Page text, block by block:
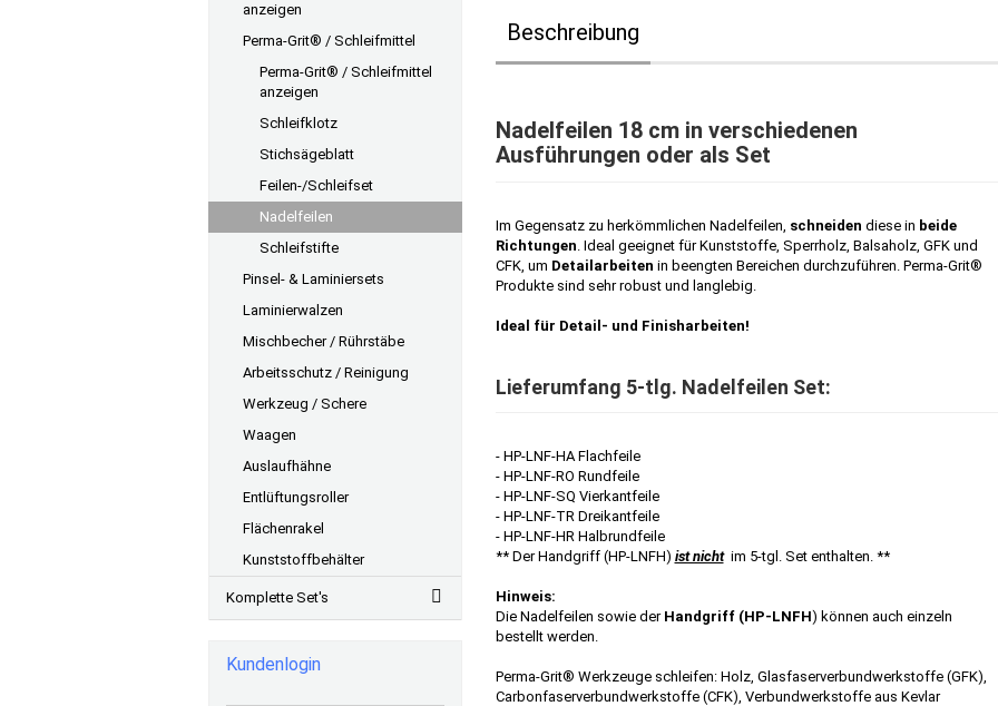
Beschreibung
Nadelfeilen 18 cm in verschiedenen
Ausführungen oder als Set
Im Gegensatz zu herkömmlichen Nadelfeilen, schneiden diese in beide
Richtungen. Ideal geeignet für Kunststoffe, Sperrholz, Balsaholz, GFK und
CFK, um Detailarbeiten in beengten Bereichen durchzuführen. Perma-Grit®
Produkte sind sehr robust und langlebig.
Ideal für Detail- und Finisharbeiten!
Lieferumfang 5-tlg. Nadelfeilen Set:
- HP-LNF-HA Flachfeile
- HP-LNF-RO Rundfeile
- HP-LNF-SQ Vierkantfeile
- HP-LNF-TR Dreikantfeile
- HP-LNF-HR Halbrundfeile
** Der Handgriff (HP-LNFH) ist nichtim 5-tgl. Set enthalten. **
Hinweis:
Die Nadelfeilen sowie der Handgriff (HP-LNFH) können auch einzeln
bestellt werden.
Perma-Grit® Werkzeuge schleifen: Holz, Glasfaserverbundwerkstoffe (GFK),
Carbonfaserverbundwerkstoffe (CFK), Verbundwerkstoffe aus Kevlar
anzeigen
Perma-Grit® / Schleifmittel
Perma-Grit® / Schleifmittel
anzeigen
Schleifklotz
Stichsägeblatt
Feilen-/Schleifset
Nadelfeilen
Schleifstifte
Pinsel- & Laminiersets
Laminierwalzen
Mischbecher / Rührstäbe
Arbeitsschutz / Reinigung
Werkzeug / Schere
Waagen
Auslaufhähne
Entlüftungsroller
Flächenrakel
Kunststoffbehälter
Komplette Set's
Kundenlogin